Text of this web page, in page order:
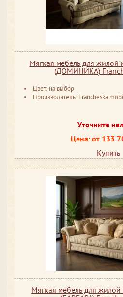
Мягкая мебель для жилой
(ДОМИНИКА)
Цвет: на выбор
Производитель: Francheska
Уточните
Цена: от 133
Купить
Мягкая мебель для жилой